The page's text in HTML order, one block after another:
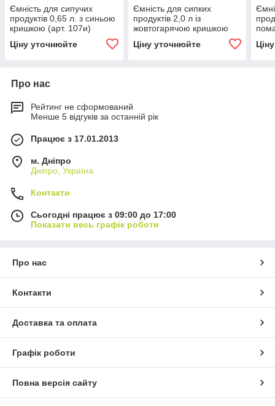
Ємність для сипучих
продуктів 0,65 л. з синьою
кришкою (арт. 107и)
Ціну уточнюйте
Ємність для сипких
продуктів 2,0 л із
жовтогарячою кришкою
Ціну уточнюйте
Про нас
Рейтинг не сформований
Менше 5 відгуків за останній рік
Працює з 17.01.2013
м. Дніпро
Дніпро, Україна
Контакти
Сьогодні працює з 09:00 до 17:00
Показати весь графік роботи
Про нас
Контакти
Доставка та оплата
Графік роботи
Повна версія сайту